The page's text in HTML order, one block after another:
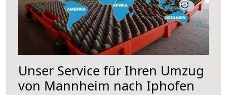
Unser Service für Ihren Umzug
von Mannheim nach Iphofen